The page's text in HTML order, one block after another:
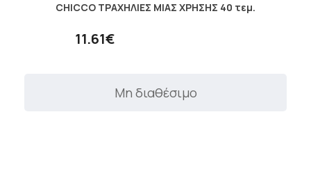
CHICCO ΤΡΑΧΗΛΙΕΣ ΜΙΑΣ ΧΡΗΣΗΣ 40 τεμ.
11.61€
Μη διαθέσιμο